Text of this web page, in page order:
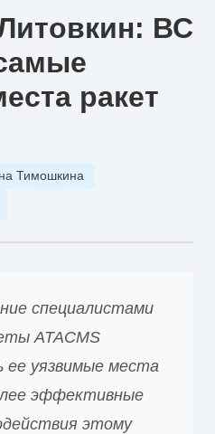
ВС
ракет
Тимошкина
специалистами
ATACMS
ее уязвимые места
эффективные
этому